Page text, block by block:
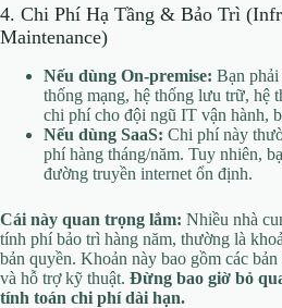
4. Chi Phí Hạ Tầng & Bảo Trì
Maintenance)
Nếu dùng On-premise: Bạn
thống mạng, hệ thống lưu trữ, hệ
chi phí cho đội ngũ IT vận hành,
Nếu dùng SaaS: Chi phí này
phí hàng tháng/năm. Tuy nhiên,
đường truyền internet ổn định.
Cái này quan trọng lắm: Nhiều nhà
tính phí bảo trì hàng năm, thường là
bản quyền. Khoản này bao gồm các
và hỗ trợ kỹ thuật. Đừng bao giờ bỏ
tính toán chi phí dài hạn.